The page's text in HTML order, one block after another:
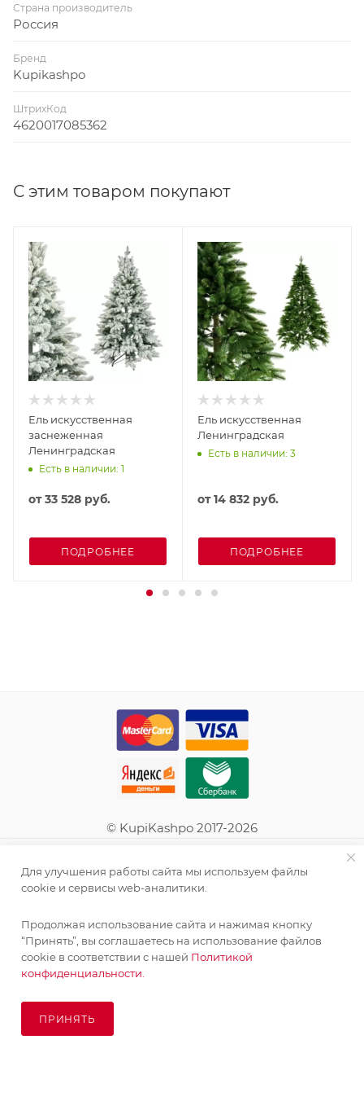
Страна производитель
Россия
Бренд
Kupikashpo
ШтрихКод
4620017085362
С этим товаром покупают
Ель искусственная
заснеженная
Ленинградская
Есть в наличии: 1
от33 528 руб.
ПОДРОБНЕЕ
Ель искусственная
Ленинградская
Есть в наличии: 3
от14 832 руб.
ПОДРОБНЕЕ
© KupiKashpo 2017-2026
ПОМОЩЬ
ПОДПИСАТЬСЯ НА РАССЫЛКУ
Для улучшения работы сайта мы используем файлы
cookie и сервисы web-аналитики.
Продолжая использование сайта и нажимая кнопку
“Принять”, вы соглашаетесь на использование файлов
cookie в соответствии с нашей Политикой
конфиденциальности.
ПРИНЯТЬ